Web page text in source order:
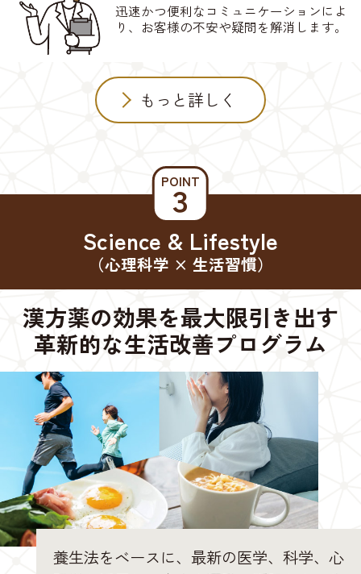
迅速かつ便利なコミュニケーションによ
り、お客様の不安や疑問を解消します。
もっと詳しく
POINT
３
Science & Lifestyle
（心理科学 × 生活習慣）
漢方薬の効果を最大限引き出す
革新的な生活改善プログラム
養生法をベースに、最新の医学、科学、心